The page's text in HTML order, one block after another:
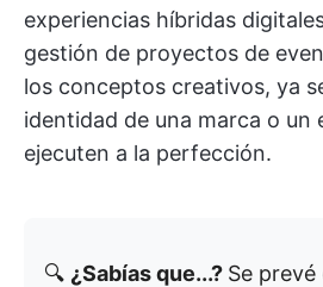
experiencias híbridas
gestión de proyectos de
los conceptos creativos, ya
identidad de una marca o un
ejecuten a la perfección.
🔍 ¿Sabías que...? Se